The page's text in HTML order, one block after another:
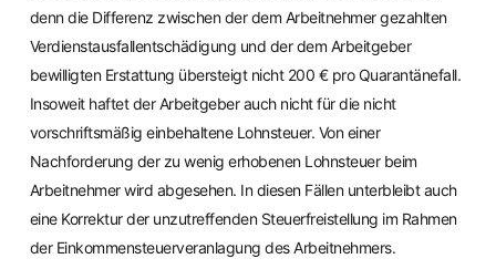
denn die Differenz zwischen der dem Arbeitnehmer gezahlten
Verdienstausfallentschädigung und der dem Arbeitgeber
bewilligten Erstattung übersteigt nicht 200 € pro Quarantänefall.
Insoweit haftet der Arbeitgeber auch nicht für die nicht
vorschriftsmäßig einbehaltene Lohnsteuer. Von einer
Nachforderung der zu wenig erhobenen Lohnsteuer beim
Arbeitnehmer wird abgesehen. In diesen Fällen unterbleibt auch
eine Korrektur der unzutreffenden Steuerfreistellung im Rahmen
der Einkommensteuerveranlagung des Arbeitnehmers.